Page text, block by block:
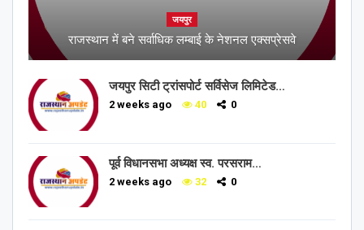
जयपुर
राजस्थान में बने सर्वाधिक लम्बाई के नेशनल एक्सप्रेसवे
जयपुर सिटी ट्रांसपोर्ट सर्विसेज लिमिटेड…
2 weeks ago 40 0
पूर्व विधानसभा अध्यक्ष स्व. परसराम…
2 weeks ago 32 0